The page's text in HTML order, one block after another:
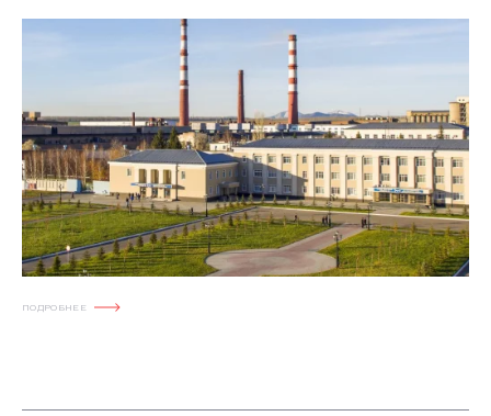
ПОДРОБНЕЕ